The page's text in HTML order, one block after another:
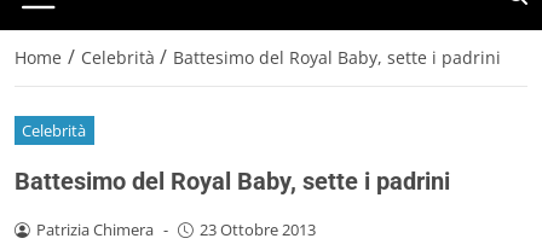
Home / Celebrità / Battesimo del Royal Baby, sette i padrini
Celebrità
Battesimo del Royal Baby, sette i padrini
Patrizia Chimera - 23 Ottobre 2013